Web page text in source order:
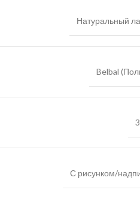
Натуральный
Belbal
С рисунком/